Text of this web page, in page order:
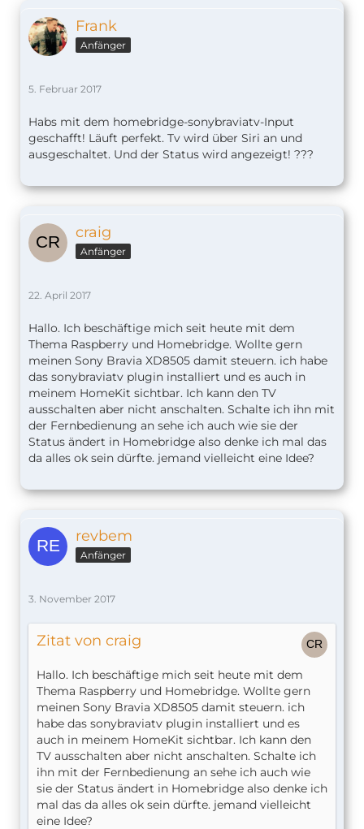
Frank
Anfänger
5. Februar 2017
Habs mit dem homebridge-sonybraviatv-Input
geschafft! Läuft perfekt. Tv wird über Siri an und
ausgeschaltet. Und der Status wird angezeigt! ???
craig
Anfänger
22. April 2017
Hallo. Ich beschäftige mich seit heute mit dem
Thema Raspberry und Homebridge. Wollte gern
meinen Sony Bravia XD8505 damit steuern. ich habe
das sonybraviatv plugin installiert und es auch in
meinem HomeKit sichtbar. Ich kann den TV
ausschalten aber nicht anschalten. Schalte ich ihn mit
der Fernbedienung an sehe ich auch wie sie der
Status ändert in Homebridge also denke ich mal das
da alles ok sein dürfte. jemand vielleicht eine Idee?
revbem
Anfänger
3. November 2017
Zitat von craig
Hallo. Ich beschäftige mich seit heute mit dem
Thema Raspberry und Homebridge. Wollte gern
meinen Sony Bravia XD8505 damit steuern. ich
habe das sonybraviatv plugin installiert und es
auch in meinem HomeKit sichtbar. Ich kann den
TV ausschalten aber nicht anschalten. Schalte ich
ihn mit der Fernbedienung an sehe ich auch wie
sie der Status ändert in Homebridge also denke ich
mal das da alles ok sein dürfte. jemand vielleicht
eine Idee?